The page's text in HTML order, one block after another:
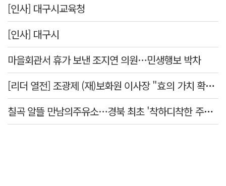
[인사] 대구시교육청
[인사] 대구시
마을회관서 휴가 보낸 조지연 의원…민생행보 박차
[리더 열전] 조광제 (재)보화원 이사장 "효의 가치 확산 위해 젊은층 참여 이끌어낼 것"
칠곡 알뜰 만남의주유소…경북 최초 '착하디착한 주유소' 선정